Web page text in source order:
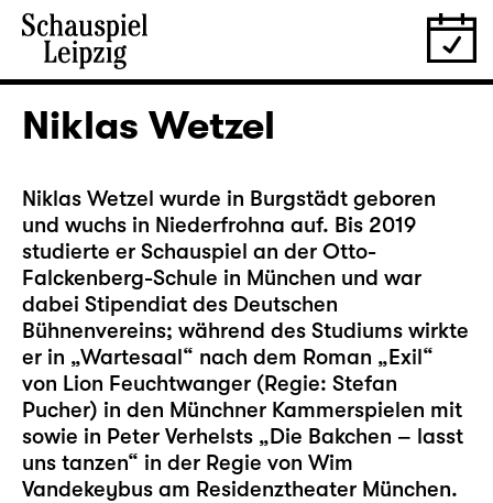
Niklas Wetzel
Niklas Wetzel wurde in Burgstädt geboren
und wuchs in Niederfrohna auf. Bis 2019
studierte er Schauspiel an der Otto-
Falckenberg-Schule in München und war
dabei Stipendiat des Deutschen
Bühnenvereins; während des Studiums wirkte
er in „Wartesaal“ nach dem Roman „Exil“
von Lion Feuchtwanger (Regie: Stefan
Pucher) in den Münchner Kammerspielen mit
sowie in Peter Verhelsts „Die Bakchen – lasst
uns tanzen“ in der Regie von Wim
Vandekeybus am Residenztheater München.